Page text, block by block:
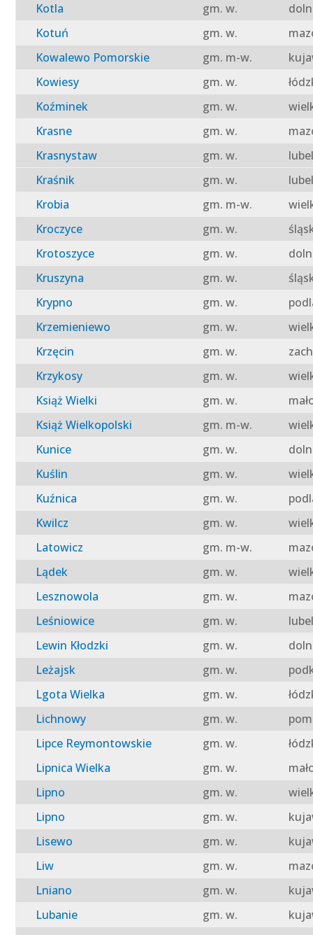
Kotla
gm. w.
Kotuń
gm. w.
Kowalewo Pomorskie
gm. m-w.
Kowiesy
gm. w.
Koźminek
gm. w.
Krasne
gm. w.
Krasnystaw
gm. w.
Kraśnik
gm. w.
Krobia
gm. m-w.
Kroczyce
gm. w.
Krotoszyce
gm. w.
Kruszyna
gm. w.
Krypno
gm. w.
Krzemieniewo
gm. w.
Krzęcin
gm. w.
Krzykosy
gm. w.
Książ Wielki
gm. w.
Książ Wielkopolski
gm. m-w.
Kunice
gm. w.
Kuślin
gm. w.
Kuźnica
gm. w.
Kwilcz
gm. w.
Latowicz
gm. m-w.
Lądek
gm. w.
Lesznowola
gm. w.
Leśniowice
gm. w.
Lewin Kłodzki
gm. w.
Leżajsk
gm. w.
Lgota Wielka
gm. w.
Lichnowy
gm. w.
Lipce Reymontowskie
gm. w.
Lipnica Wielka
gm. w.
Lipno
gm. w.
Lipno
gm. w.
Lisewo
gm. w.
Liw
gm. w.
Lniano
gm. w.
Lubanie
gm. w.